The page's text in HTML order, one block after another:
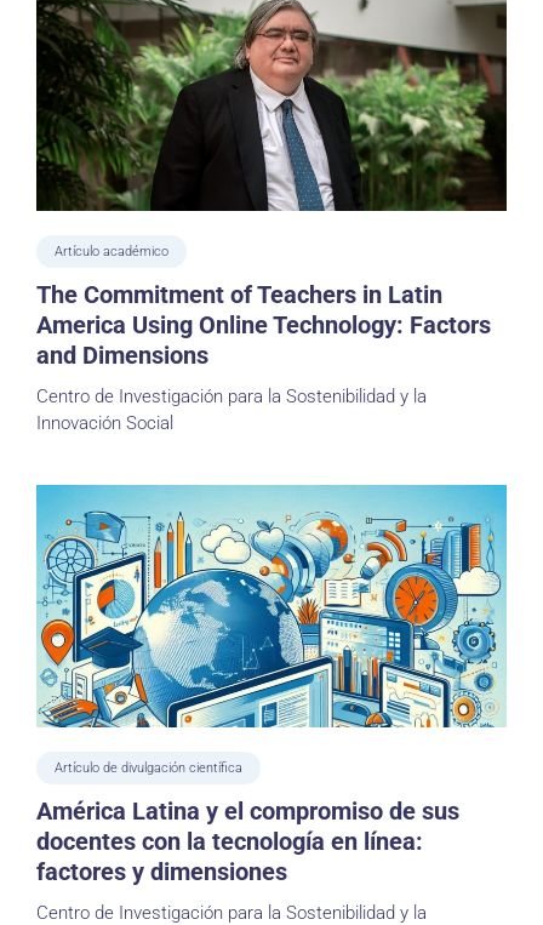
Artículo académico
The Commitment of Teachers in Latin
America Using Online Technology: Factors
and Dimensions
Centro de Investigación para la Sostenibilidad y la
Innovación Social
Artículo de divulgación científica
América Latina y el compromiso de sus
docentes con la tecnología en línea:
factores y dimensiones
Centro de Investigación para la Sostenibilidad y la